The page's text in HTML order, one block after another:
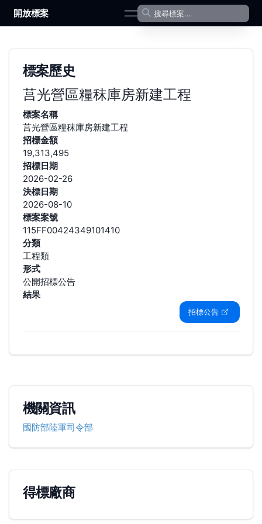
開放標案 open navigation menu
標案歷史
莒光營區糧秣庫房新建工程
標案名稱
莒光營區糧秣庫房新建工程
招標金額
19,313,495
招標日期
2026-02-26
決標日期
2026-08-10
標案案號
115FF00424349101410
分類
工程類
形式
公開招標公告
結果
招標公告
機關資訊
國防部陸軍司令部
得標廠商